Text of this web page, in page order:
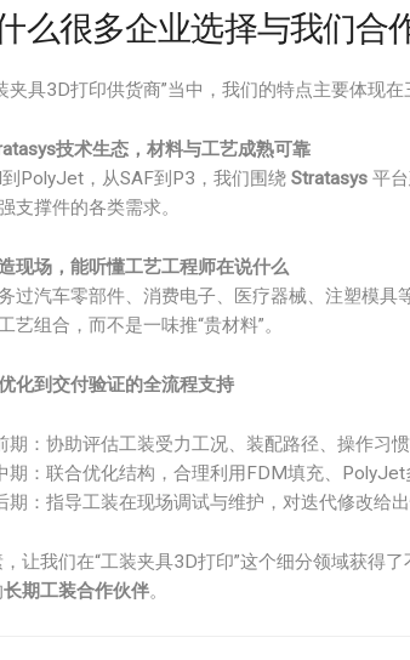
么很多企业选择与我们合
夹具3D打印供货商”当中，我们的特点主要体现在
技术生态，材料与工艺成熟可靠
PolyJet，从SAF到P3，我们围绕 Stratasys 平
支撑件的各类需求。
现场，能听懂工艺工程师在说什么
过汽车零部件、消费电子、医疗器械、注塑模
艺组合，而不是一味推“贵材料”。
化到交付验证的全流程支持
期：协助评估工装受力工况、装配路径、操作习惯
期：联合优化结构，合理利用FDM填充、PolyJet
期：指导工装在现场调试与维护，对迭代修改给出
让我们在“工装夹具3D打印”这个细分领域获得
长期工装合作伙伴。